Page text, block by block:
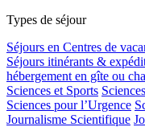
Types de séjour
Séjours en Centres de
Séjours itinérants &
hébergement en gîte ou
Sciences et Sports
Sciences pour l’Urgence
Journalisme Scientifique